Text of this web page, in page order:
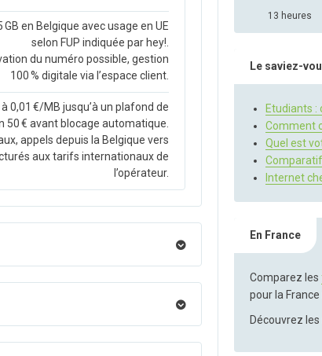
en Belgique avec usage en UE
selon FUP indiquée par hey!.
du numéro possible, gestion
100 % digitale via l’espace client.
0,01 €/MB jusqu’à un plafond de
50 € avant blocage automatique.
appels depuis la Belgique vers
aux tarifs internationaux de
l’opérateur.
13 heures
Le saviez-
Etudiants
Comment
Quel est
Internet
En France
Comparez les
pour la
Découvrez